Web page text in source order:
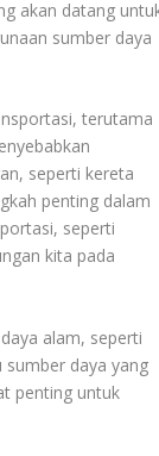
akan datang
sumber daya
terutama
seperti kereta
penting dalam
seperti
kita pada
alam, seperti
sumber daya yang
penting untuk